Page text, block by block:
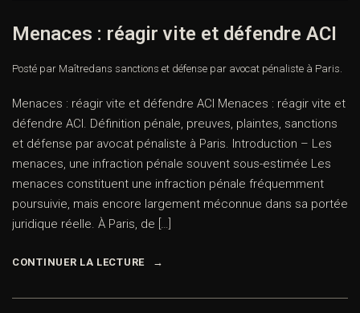
Menaces : réagir vite et défendre ACI
Posté par Maîtredans sanctions et défense par avocat pénaliste à Paris.
Menaces : réagir vite et défendre ACI Menaces : réagir vite et
défendre ACI. Définition pénale, preuves, plaintes, sanctions
et défense par avocat pénaliste à Paris. Introduction – Les
menaces, une infraction pénale souvent sous-estimée Les
menaces constituent une infraction pénale fréquemment
poursuivie, mais encore largement méconnue dans sa portée
juridique réelle. À Paris, de […]
CONTINUER LA LECTURE